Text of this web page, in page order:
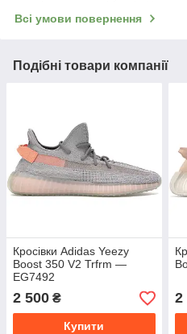
Всі умови повернення
Подібні товари компанії
Кросівки Adidas Yeezy
Boost 350 V2 Trfrm —
EG7492
2 500 ₴
Купити
2